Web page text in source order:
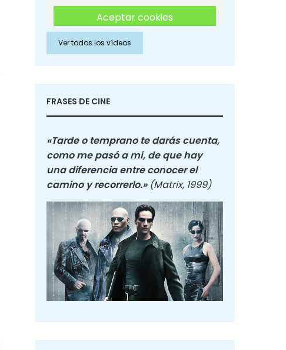
Aceptar cookies
Aceptar cookies de Redes
Sociales
Ver todos los vídeos
FRASES DE CINE
«Tarde o temprano te darás cuenta,
como me pasó a mí, de que hay
una diferencia entre conocer el
camino y recorrerlo.» (Matrix, 1999)